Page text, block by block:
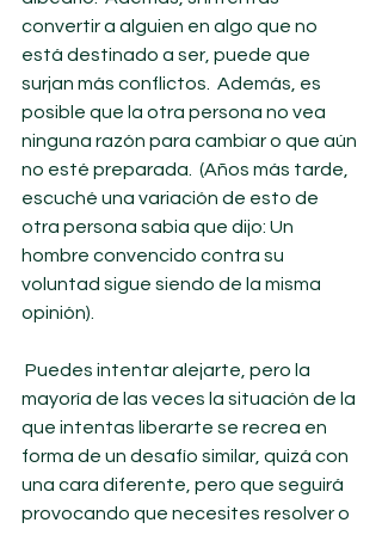
convertir a alguien en algo que no
está destinado a ser, puede que
surjan más conflictos.  Además, es
posible que la otra persona no vea
ninguna razón para cambiar o que aún
no esté preparada.  (Años más tarde,
escuché una variación de esto de
otra persona sabia que dijo: Un
hombre convencido contra su
voluntad sigue siendo de la misma
opinión).
Puedes intentar alejarte, pero la
mayoría de las veces la situación de la
que intentas liberarte se recrea en
forma de un desafío similar, quizá con
una cara diferente, pero que seguirá
provocando que necesites resolver o